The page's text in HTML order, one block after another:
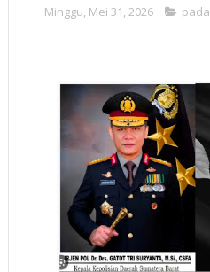
Minggu, Mei 31, 2026